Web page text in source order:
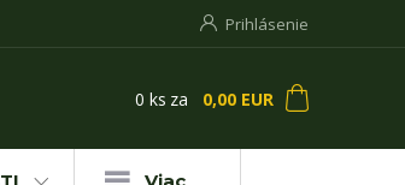
Prihlásenie
0 ks za 0,00 EUR